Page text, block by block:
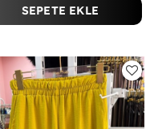
SEPETE EKLE